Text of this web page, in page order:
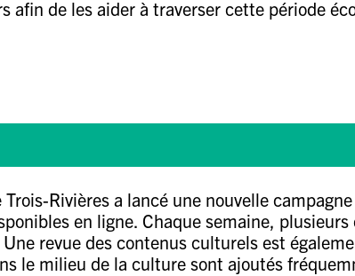
afin de les aider à traverser cette période
Rivièresa lancé une nouvelle campagne
en ligne. Chaque semaine, plusieurs
revue des contenus culturels est
le milieu de la culture sont ajoutés